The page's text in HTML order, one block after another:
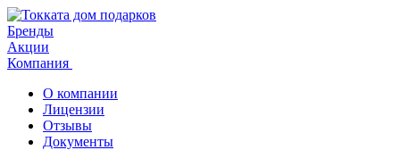
Бренды
Акции
Компания
О компании
Лицензии
Отзывы
Документы